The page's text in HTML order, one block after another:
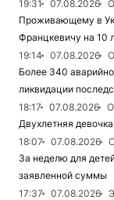
19:31
07.08.2026
Проживающему в
Францкевичу на 10
19:14
07.08.2026
Более 340
ликвидации
18:17
07.08.2026
Двухлетняя
18:07
07.08.2026
За неделю для
заявленной суммы
17:37
07.08.2026